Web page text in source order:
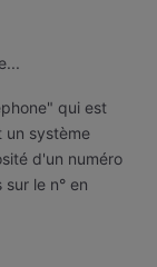
qui est
un système
d'un numéro
le n° en